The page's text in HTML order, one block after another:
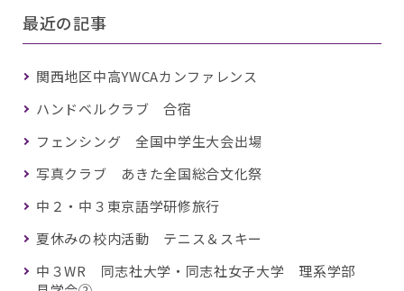
最近の記事
関西地区中高YWCAカンファレンス
ハンドベルクラブ 合宿
フェンシング 全国中学生大会出場
写真クラブ あきた全国総合文化祭
中２・中３東京語学研修旅行
夏休みの校内活動 テニス＆スキー
中３WR 同志社大学・同志社女子大学 理系学部